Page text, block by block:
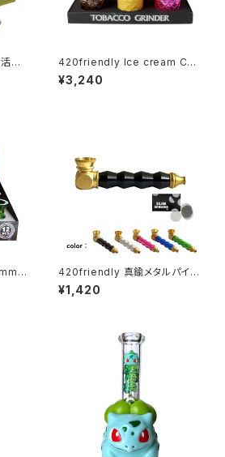
420friendly Ice cream Con
e Herb Grinder (4層構造）グ
ラインダー
¥3,240
ガ
420friendly 真鍮メタルパイプ
(スクリーン付き）
¥1,420